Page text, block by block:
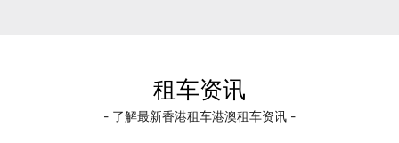
租车资讯
- 了解最新香港租车港澳租车资讯 -